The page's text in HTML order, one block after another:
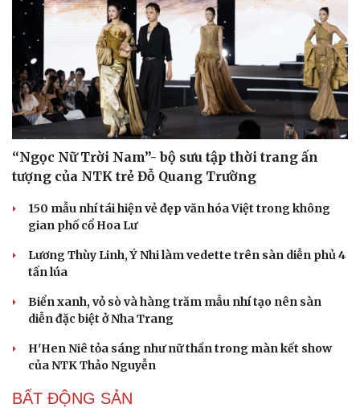
“Ngọc Nữ Trời Nam”- bộ sưu tập thời trang ấn
tượng của NTK trẻ Đỗ Quang Trường
150 mẫu nhí tái hiện vẻ đẹp văn hóa Việt trong không
gian phố cổ Hoa Lư
Lương Thùy Linh, Ý Nhi làm vedette trên sàn diễn phủ 4
tấn lúa
Biển xanh, vỏ sò và hàng trăm mẫu nhí tạo nên sàn
diễn đặc biệt ở Nha Trang
H'Hen Niê tỏa sáng như nữ thần trong màn kết show
của NTK Thảo Nguyễn
BẤT ĐỘNG SẢN